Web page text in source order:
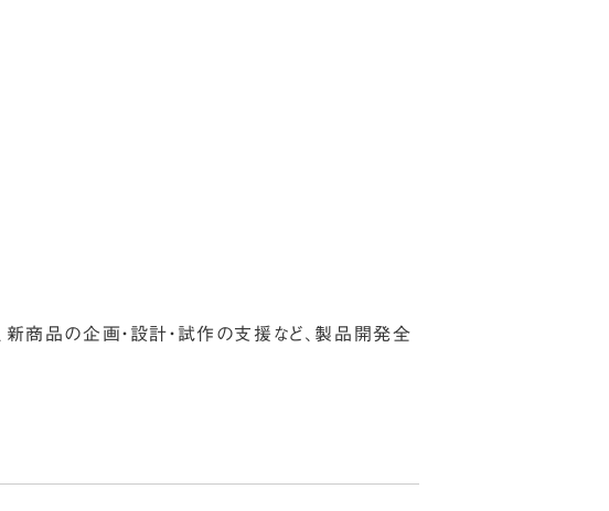
新商品の企画・設計・試作の支援など、製品開発全